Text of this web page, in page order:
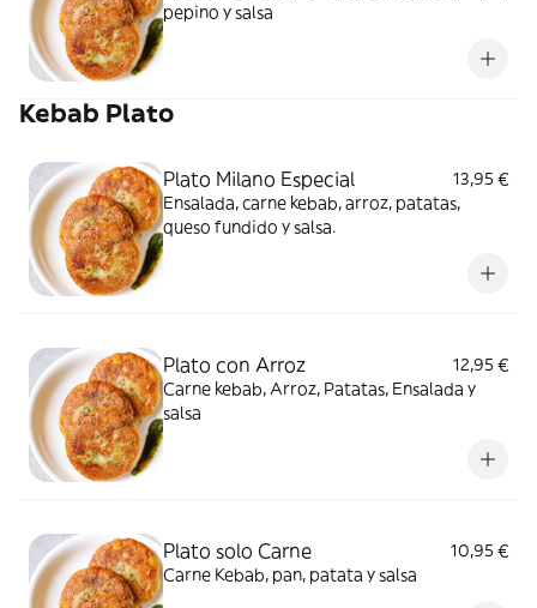
pepino y salsa
Kebab Plato
Plato Milano Especial
13,95 €
Ensalada, carne kebab, arroz, patatas,
queso fundido y salsa.
Plato con Arroz
12,95 €
Carne kebab, Arroz, Patatas, Ensalada y
salsa
Plato solo Carne
10,95 €
Carne Kebab, pan, patata y salsa